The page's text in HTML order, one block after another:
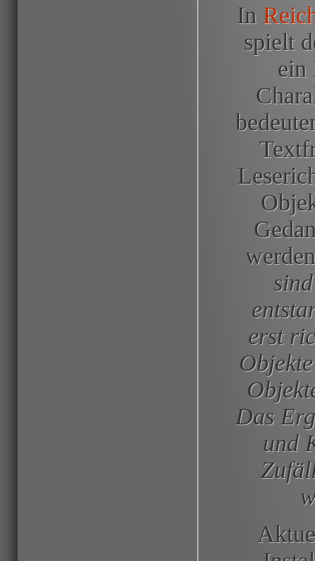
In
spielt
ein
erst
Das
und